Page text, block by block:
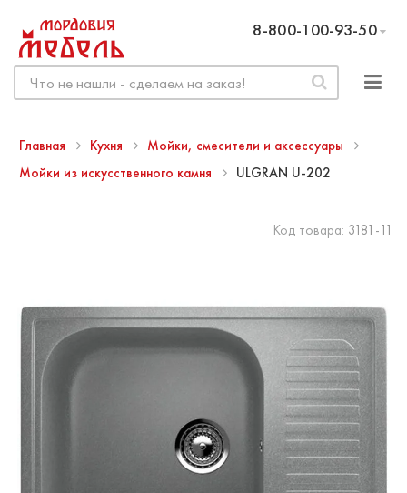
8-800-100-93-50
Главная Кухня
Мойки, смесители и аксессуары
Мойки из искусственного камня
ULGRAN U-202
Код товара: 3181-11